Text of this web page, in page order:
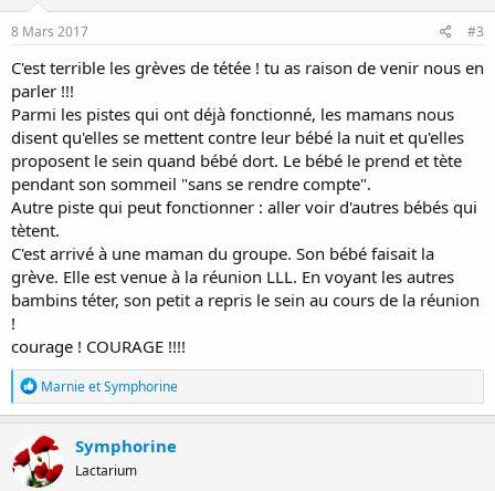
n
s
8 Mars 2017 #3
C'est terrible les grèves de tétée ! tu as raison de venir nous en
parler !!!
Parmi les pistes qui ont déjà fonctionné, les mamans nous
disent qu'elles se mettent contre leur bébé la nuit et qu'elles
proposent le sein quand bébé dort. Le bébé le prend et tète
pendant son sommeil "sans se rendre compte".
Autre piste qui peut fonctionner : aller voir d'autres bébés qui
tètent.
C'est arrivé à une maman du groupe. Son bébé faisait la
grève. Elle est venue à la réunion LLL. En voyant les autres
bambins téter, son petit a repris le sein au cours de la réunion
!
courage ! COURAGE !!!!
R
é
a
c
t
i
MarnieetSymphorine
Symphorine
Lactarium